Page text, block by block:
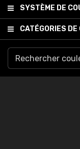
SYSTÈME DE
CATÉGORIES